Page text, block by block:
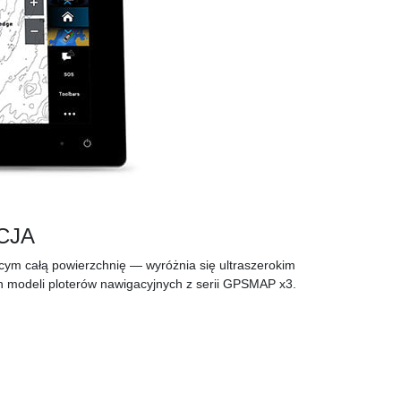
całą powierzchnię — wyróżnia się ultraszerokim
ploterów nawigacyjnych z serii GPSMAP x3.